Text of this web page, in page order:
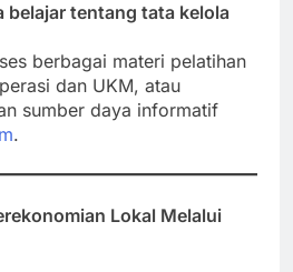
belajar tentang tata kelola
berbagai materi pelatihan
dan UKM, atau
sumber daya informatif
.
Lokal Melalui